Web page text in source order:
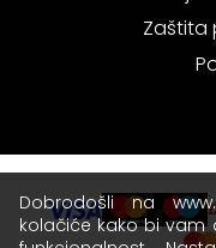
Zaštita
Dobrodošli na
kolačiće kako bi vam